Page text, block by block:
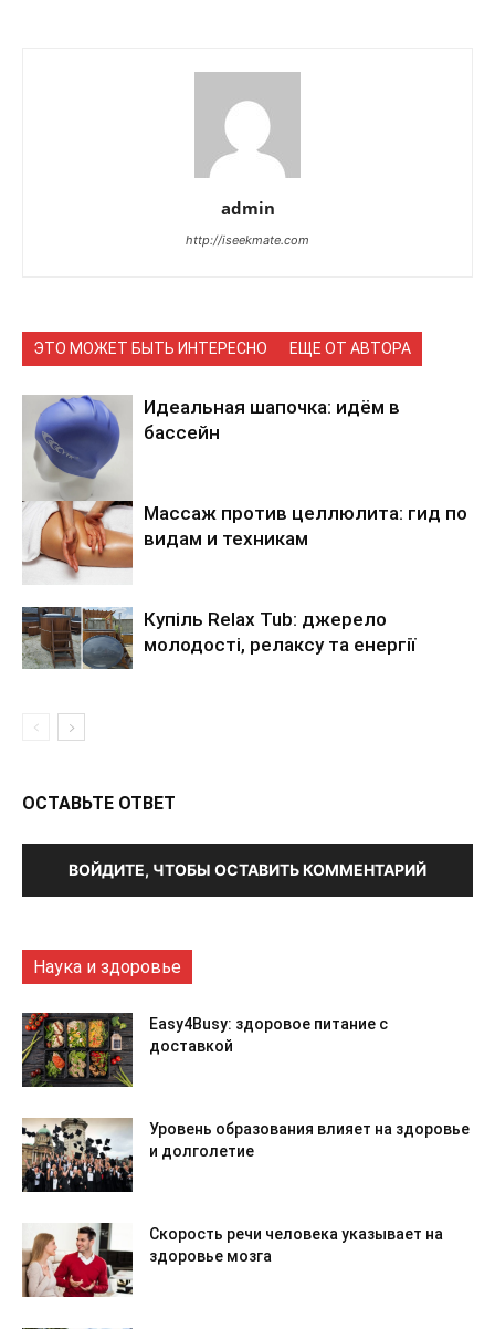
admin
http://iseekmate.com
ЭТО МОЖЕТ БЫТЬ ИНТЕРЕСНО ЕЩЕ ОТ АВТОРА
Идеальная шапочка: идём в
бассейн
Массаж против целлюлита: гид по
видам и техникам
Купіль Relax Tub: джерело
молодості, релаксу та енергії
ОСТАВЬТЕ ОТВЕТ
ВОЙДИТЕ, ЧТОБЫ ОСТАВИТЬ КОММЕНТАРИЙ
Наука и здоровье
Easy4Busy: здоровое питание с
доставкой
Уровень образования влияет на здоровье
и долголетие
Скорость речи человека указывает на
здоровье мозга